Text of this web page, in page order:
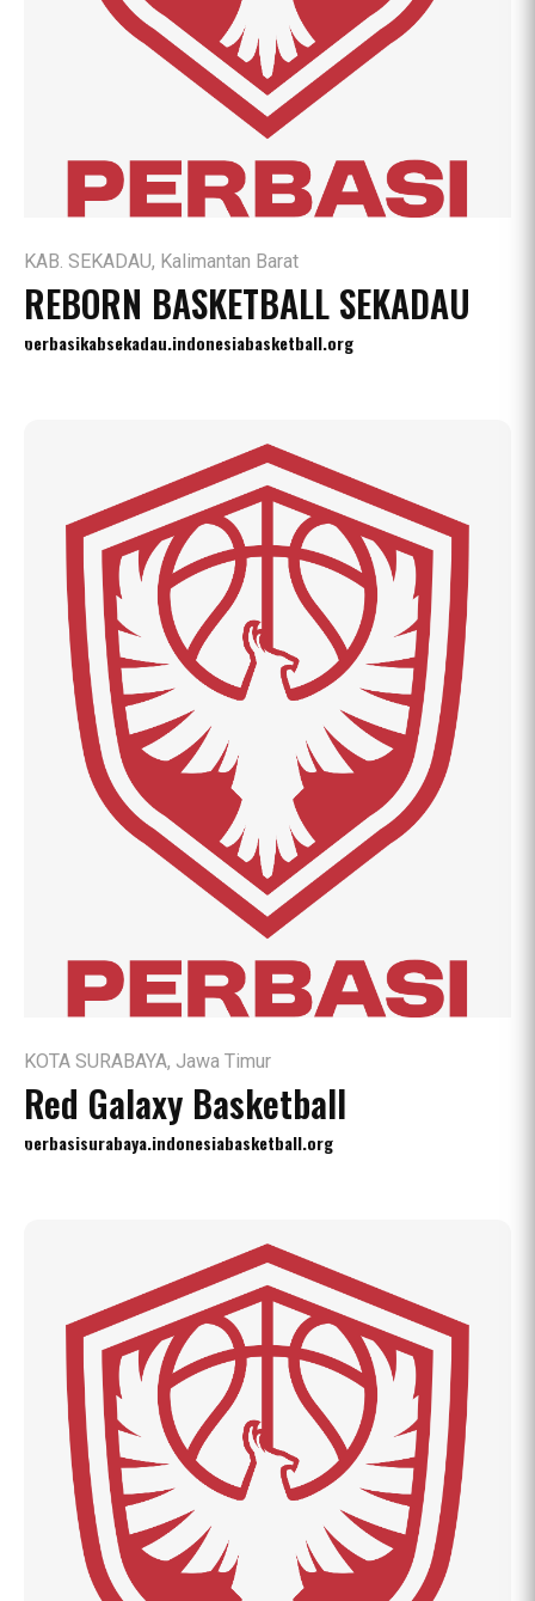
KAB. SEKADAU, Kalimantan Barat
REBORN BASKETBALL SEKADAU
perbasikabsekadau.indonesiabasketball.org
KOTA SURABAYA, Jawa Timur
Red Galaxy Basketball
perbasisurabaya.indonesiabasketball.org